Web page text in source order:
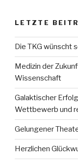
LETZTE
Die TKG wünscht
Medizin der
Wissenschaft
Galaktischer
Wettbewerb und
Gelungener
Herzlichen